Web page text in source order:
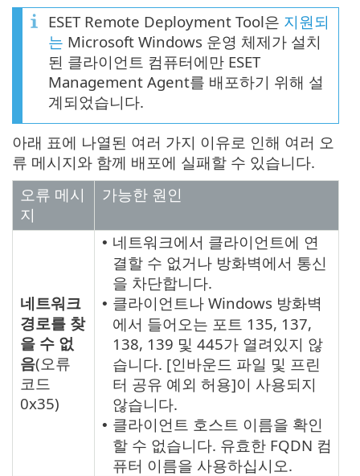
ESET Remote Deployment Tool은 지원되
는 Microsoft Windows 운영 체제가 설치
된 클라이언트 컴퓨터에만 ESET
Management Agent를 배포하기 위해 설
계되었습니다.
아래 표에 나열된 여러 가지 이유로 인해 여러 오
류 메시지와 함께 배포에 실패할 수 있습니다.
오류 메시
지
가능한 원인
네트워크
경로를 찾
을 수 없
음(오류
코드
0x35)
• 네트워크에서 클라이언트에 연
결할 수 없거나 방화벽에서 통신
을 차단합니다.
• 클라이언트나 Windows 방화벽
에서 들어오는 포트 135, 137,
138, 139 및 445가 열려있지 않
습니다. [인바운드 파일 및 프린
터 공유 예외 허용]이 사용되지
않습니다.
• 클라이언트 호스트 이름을 확인
할 수 없습니다. 유효한 FQDN 컴
퓨터 이름을 사용하십시오.